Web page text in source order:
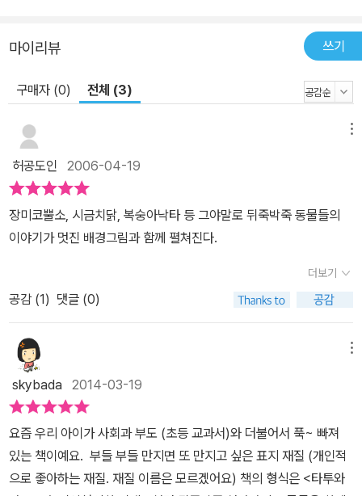
마이리뷰 쓰기
구매자 (0) 전체 (3)
허공도인 2006-04-19
장미코뿔소, 시금치닭, 복숭아낙타 등 그야말로 뒤죽박죽 동물들의
이야기가 멋진 배경그림과 함께 펼쳐진다.
더보기
공감 (1) 댓글 (0)
skybada 2014-03-19
요즘 우리 아이가 사회과 부도 (초등 교과서)와 더불어서 푹~ 빠져
있는 책이예요. 부들 부들 만지면 또 만지고 싶은 표지 재질 (개인적
으로 좋아하는 재질. 재질 이름은 모르겠어요) 책의 형식은 <타투와